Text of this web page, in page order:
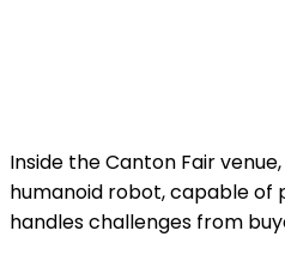
Inside the Canton Fair venue,
humanoid robot, capable of
handles challenges from